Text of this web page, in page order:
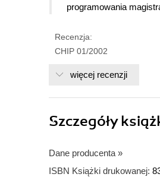
programowania
Recenzja:
CHIP 01/2002
więcej recenzji
Szczegóły
Dane producenta »
ISBN Książki drukowanej: